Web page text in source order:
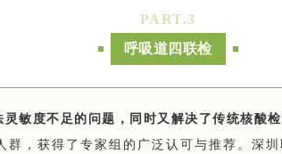
PART.3
呼吸道四联检
敏度不足的问题，同时又解决了传统核酸
群，获得了专家组的广泛认可与推荐。深